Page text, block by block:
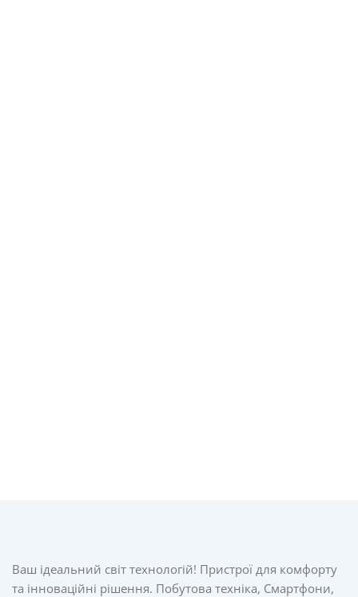
Ваш ідеальний світ технологій! Пристрої для комфорту
та інноваційні рішення. Побутова техніка, Смартфони,